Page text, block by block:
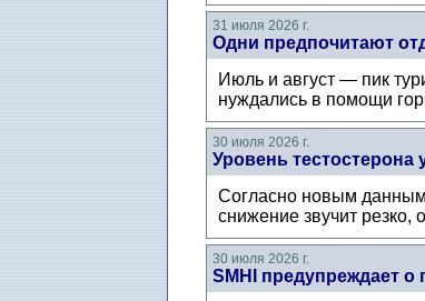
31 июля 2026 г.
Одни предпочитают
Июль и август — пик
нуждались в помощи
30 июля 2026 г.
Уровень тестостерона
Согласно новым данным,
снижение звучит резко,
30 июля 2026 г.
SMHI предупреждает